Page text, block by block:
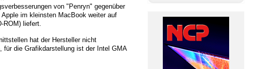
von "Penryn" gegenüber
im kleinsten MacBook weiter auf
ROM) liefert.
hat der Hersteller nicht
für die Grafikdarstellung ist der Intel GMA